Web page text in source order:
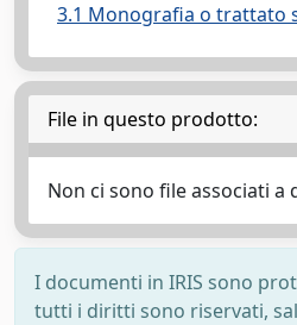
3.1 Monografia o trattato
File in questo prodotto:
Non ci sono file associati
I documenti in IRIS sono
tutti i diritti sono riservati,